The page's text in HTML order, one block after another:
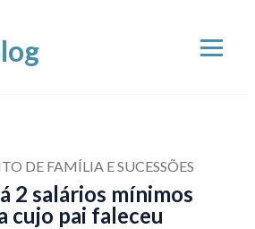
DE FAMÍLIA E SUCESSÕES
2 salários mínimos
cujo pai faleceu